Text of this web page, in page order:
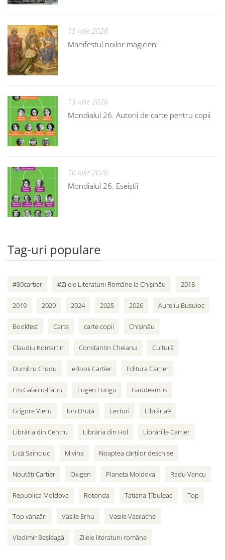
15 iulie 2026
Manifestul noilor magicieni
13 iulie 2026
Mondialul 26. Autorii de carte pentru copii
10 iulie 2026
Mondialul 26. Eseiștii
Tag-uri populare
#30cartier #Zilele Literaturii Române la Chișinău 2018
2019 2020 2024 2025 2026 Aureliu Busuioc
Bookfest Carte carte copii Chișinău
Claudiu Komartin Constantin Cheianu Cultură
Dumitru Crudu eBook Cartier Editura Cartier
Em.Galaicu-Păun Eugen Lungu Gaudeamus
Grigore Vieru Ion Druță Lecturi Librăria9
Librăria din Centru Librăria din Hol Librăriile Cartier
Lică Sainciuc Mivina Noaptea cărților deschise
Noutăți Cartier Oxigen Planeta Moldova Radu Vancu
Republica Moldova Rotonda Tatiana Țîbuleac Top
Top vânzări Vasile Ernu Vasile Vasilache
Vladimir Beșleagă Zilele literaturii române